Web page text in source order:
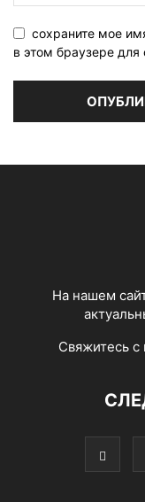
сохраните мое
в этом браузере
На нашем
Свяжитесь с